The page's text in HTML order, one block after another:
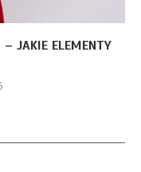
– JAKIE ELEMENTY